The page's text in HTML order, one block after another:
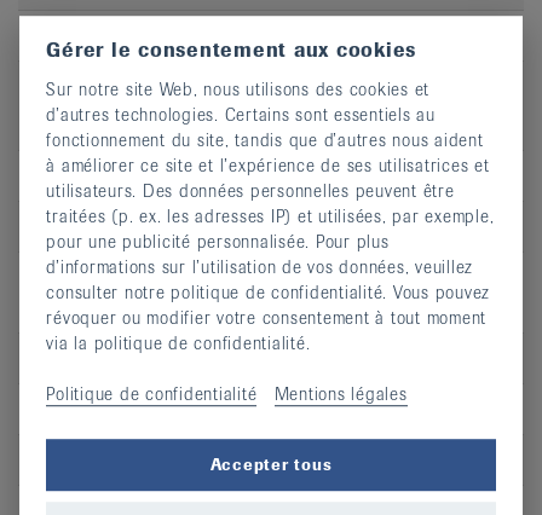
Jour
me
Heure
19:05 - 19:50
Adresse
Piscine de la Clinique du Noirmont -
Chemin de Roc Montès 20
CP
2340
Lieu
Le Noirmont
S’inscrire
Gérer le consentement aux cookies
Sur notre site Web, nous utilisons des cookies et
d’autres technologies. Certains sont essentiels au
fonctionnement du site, tandis que d’autres nous aident
à améliorer ce site et l’expérience de ses utilisatrices et
utilisateurs. Des données personnelles peuvent être
traitées (p. ex. les adresses IP) et utilisées, par exemple,
pour une publicité personnalisée. Pour plus
d’informations sur l’utilisation de vos données, veuillez
consulter notre politique de confidentialité. Vous pouvez
révoquer ou modifier votre consentement à tout moment
via la politique de confidentialité.
Politique de confidentialité Mentions légales
Accepter tous